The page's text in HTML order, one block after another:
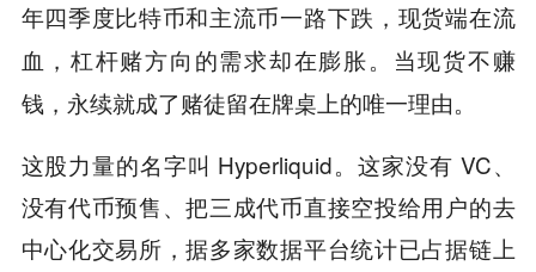
年四季度比特币和主流币一路下跌，现货端在流
血，杠杆赌方向的需求却在膨胀。当现货不赚
钱，永续就成了赌徒留在牌桌上的唯一理由。
这股力量的名字叫 Hyperliquid。这家没有 VC、
没有代币预售、把三成代币直接空投给用户的去
中心化交易所，据多家数据平台统计已占据链上